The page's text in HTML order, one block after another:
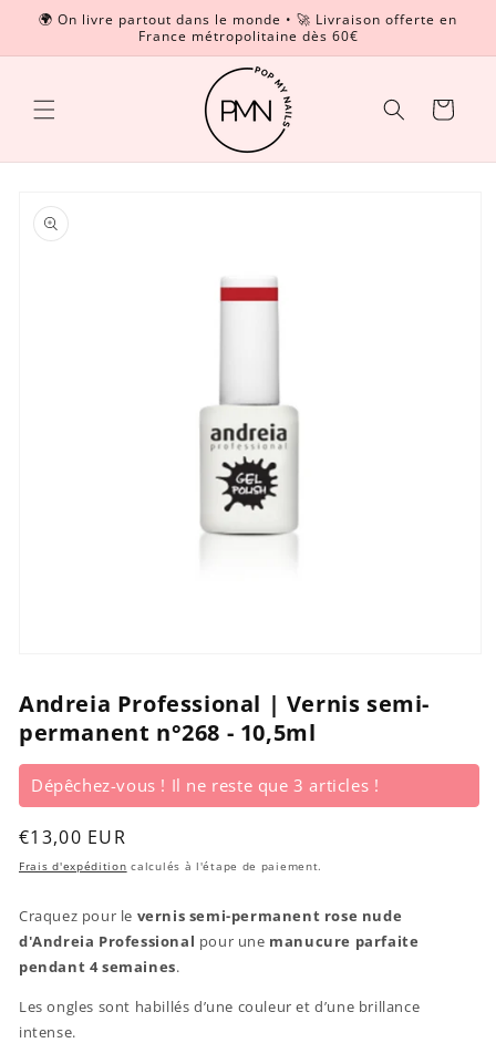
Privacy
passer
🌍 On livre partout dans le monde • 🚀 Livraison offerte en
France métropolitaine dès 60€
Panier
informations
produits
média
1
dans
une
fenêtre
modale
Andreia Professional | Vernis semi-
permanent n°268 - 10,5ml
Dépêchez-vous ! Il ne reste que 3 articles !
Prix
habituel
€13,00 EUR
Frais d'expédition calculés à l'étape de paiement.
Craquez pour le vernis semi-permanent rose nude
d'Andreia Professional pour une manucure parfaite
pendant 4 semaines.
Les ongles sont habillés d’une couleur et d’une brillance
intense.